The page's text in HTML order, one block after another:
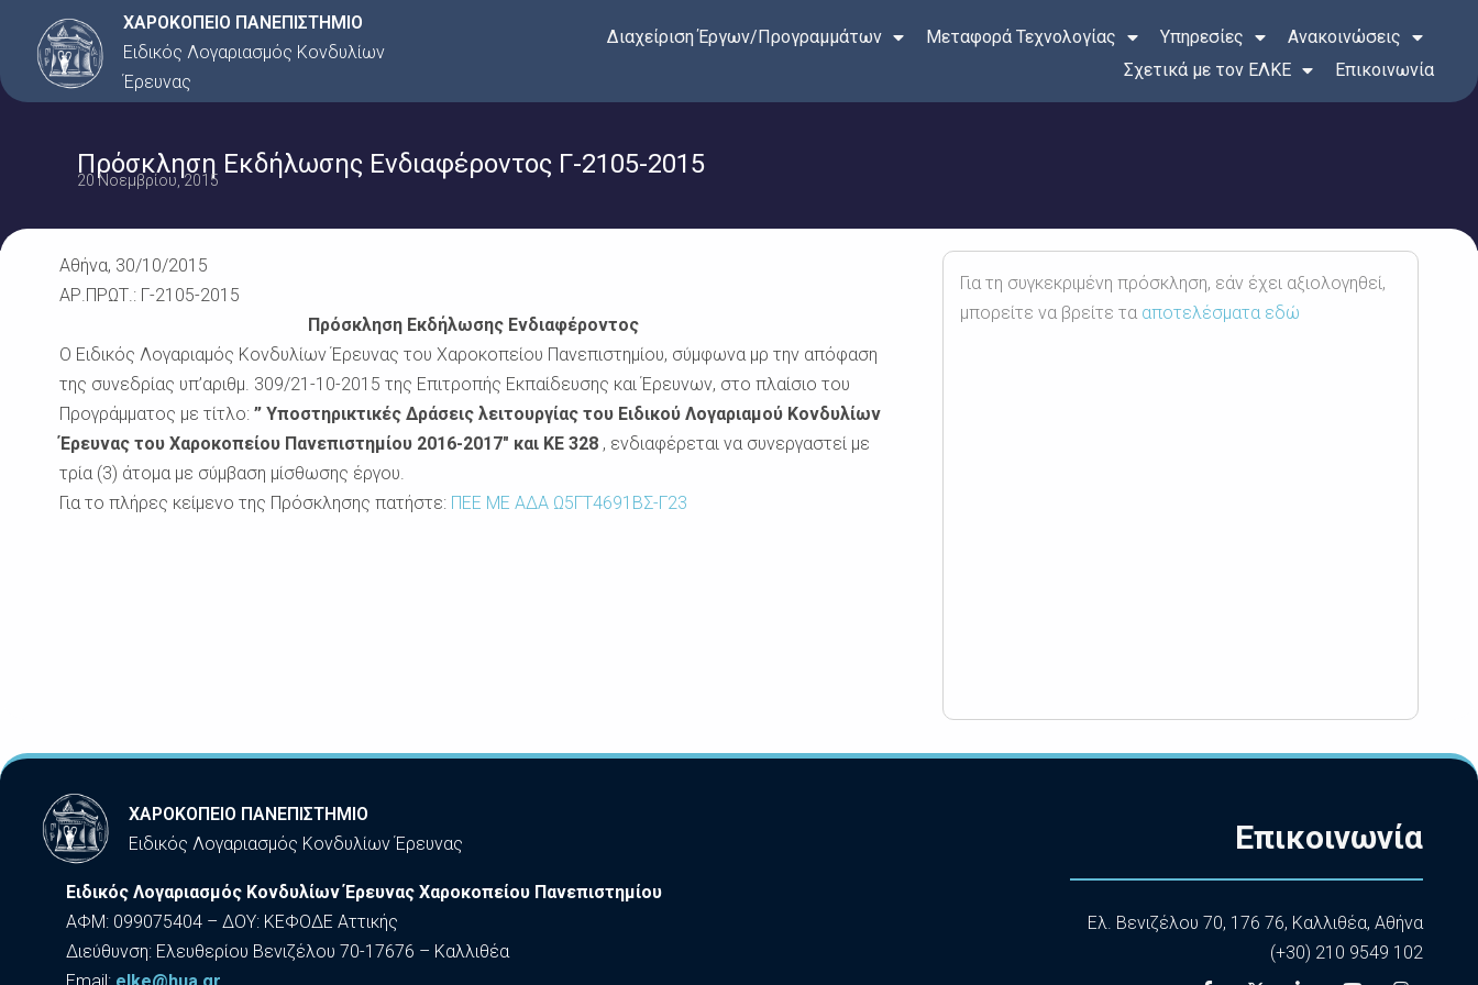
Μετάβαση
περιεχόμενο
ΧΑΡΟΚΟΠΕΙΟ ΠΑΝΕΠΙΣΤΗΜΙΟ
Ειδικός Λογαριασμός Κονδυλίων
Έρευνας
Διαχείριση Έργων/Προγραμμάτων Μεταφορά Τεχνολογίας Υπηρεσίες
Ανακοινώσεις
Σχετικά με τον ΕΛΚΕ
Επικοινωνία
Πρόσκληση Εκδήλωσης Ενδιαφέροντος Γ-2105-2015
20 Νοεμβρίου, 2015
Αθήνα, 30/10/2015
ΑΡ.ΠΡΩΤ.: Γ-2105-2015
Πρόσκληση Εκδήλωσης Ενδιαφέροντος
Ο Ειδικός Λογαριαμός Κονδυλίων Έρευνας του Χαροκοπείου Πανεπιστημίου, σύμφωνα μρ την απόφαση
της συνεδρίας υπ’αριθμ. 309/21-10-2015 της Επιτροπής Εκπαίδευσης και Έρευνων, στο πλαίσιο του
Προγράμματος με τίτλο:” Υποστηρικτικές Δράσεις λειτουργίας του Ειδικού Λογαριαμού Κονδυλίων
Έρευνας του Χαροκοπείου Πανεπιστημίου 2016-2017″ και ΚΕ 328 , ενδιαφέρεται να συνεργαστεί με
τρία (3) άτομα με σύμβαση μίσθωσης έργου.
Για το πλήρες κείμενο της Πρόσκλησης πατήστε: ΠΕΕ ΜΕ ΑΔΑ Ω5ΓΤ4691ΒΣ-Γ23
Για τη συγκεκριμένη πρόσκληση, εάν έχει αξιολογηθεί,
μπορείτε να βρείτε τα αποτελέσματα εδώ
ΧΑΡΟΚΟΠΕΙΟ ΠΑΝΕΠΙΣΤΗΜΙΟ
Ειδικός Λογαριασμός Κονδυλίων Έρευνας
Ειδικός Λογαριασμός Κονδυλίων Έρευνας Χαροκοπείου Πανεπιστημίου
ΑΦΜ: 099075404 – ΔΟΥ: ΚΕΦΟΔΕ Αττικής
Διεύθυνση: Ελευθερίου Βενιζέλου 70-17676 – Καλλιθέα
Επικοινωνία
Ελ. Βενιζέλου 70, 176 76, Καλλιθέα, Αθήνα
(+30) 210 9549 102